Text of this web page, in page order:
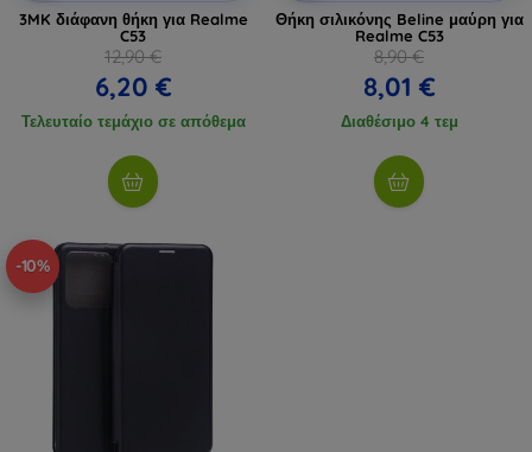
3MK διάφανη θήκη για Realme
C53
12,90 €
6,20 €
Τελευταίο τεμάχιο σε απόθεμα
Θήκη σιλικόνης Beline μαύρη για
Realme C53
8,90 €
8,01 €
Διαθέσιμο 4 τεμ
-10%